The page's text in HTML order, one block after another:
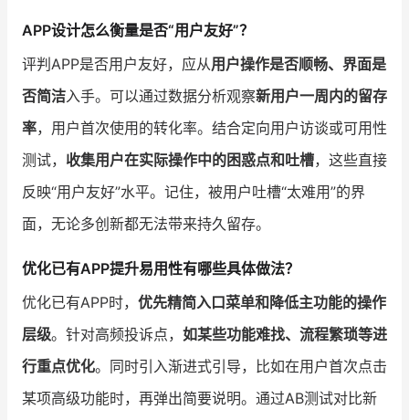
APP设计怎么衡量是否“用户友好”？
评判APP是否用户友好，应从用户操作是否顺畅、界面是
否简洁入手。可以通过数据分析观察新用户一周内的留存
率，用户首次使用的转化率。结合定向用户访谈或可用性
测试， 收集用户在实际操作中的困惑点和吐槽，这些直接
反映“用户友好”水平。记住，被用户吐槽“太难用”的界
面，无论多创新都无法带来持久留存。
优化已有APP提升易用性有哪些具体做法？
优化已有APP时， 优先精简入口菜单和降低主功能的操作
层级。针对高频投诉点， 如某些功能难找、流程繁琐等进
行重点优化。同时引入渐进式引导，比如在用户首次点击
某项高级功能时，再弹出简要说明。通过AB测试对比新